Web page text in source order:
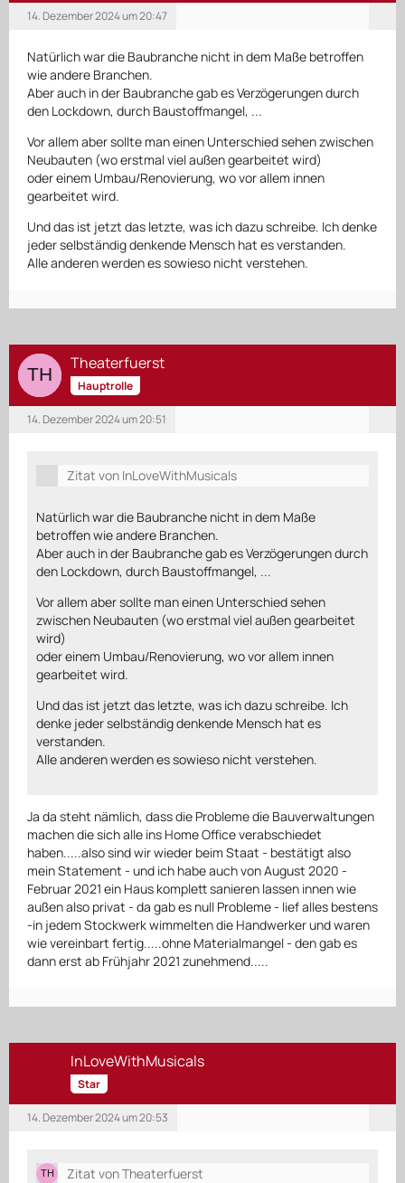
14. Dezember 2024 um 20:47
Natürlich war die Baubranche nicht in dem Maße betroffen
wie andere Branchen.
Aber auch in der Baubranche gab es Verzögerungen durch
den Lockdown, durch Baustoffmangel, ...
Vor allem aber sollte man einen Unterschied sehen zwischen
Neubauten (wo erstmal viel außen gearbeitet wird)
oder einem Umbau/Renovierung, wo vor allem innen
gearbeitet wird.
Und das ist jetzt das letzte, was ich dazu schreibe. Ich denke
jeder selbständig denkende Mensch hat es verstanden.
Alle anderen werden es sowieso nicht verstehen.
Theaterfuerst
Hauptrolle
14. Dezember 2024 um 20:51
Zitat von InLoveWithMusicals
Natürlich war die Baubranche nicht in dem Maße
betroffen wie andere Branchen.
Aber auch in der Baubranche gab es Verzögerungen durch
den Lockdown, durch Baustoffmangel, ...
Vor allem aber sollte man einen Unterschied sehen
zwischen Neubauten (wo erstmal viel außen gearbeitet
wird)
oder einem Umbau/Renovierung, wo vor allem innen
gearbeitet wird.
Und das ist jetzt das letzte, was ich dazu schreibe. Ich
denke jeder selbständig denkende Mensch hat es
verstanden.
Alle anderen werden es sowieso nicht verstehen.
Ja da steht nämlich, dass die Probleme die Bauverwaltungen
machen die sich alle ins Home Office verabschiedet
haben.....also sind wir wieder beim Staat - bestätigt also
mein Statement - und ich habe auch von August 2020 -
Februar 2021 ein Haus komplett sanieren lassen innen wie
außen also privat - da gab es null Probleme - lief alles bestens
-in jedem Stockwerk wimmelten die Handwerker und waren
wie vereinbart fertig.....ohne Materialmangel - den gab es
dann erst ab Frühjahr 2021 zunehmend.....
InLoveWithMusicals
Star
14. Dezember 2024 um 20:53
Zitat von Theaterfuerst